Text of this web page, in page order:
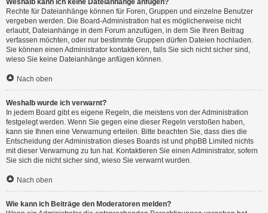
Weshalb kann ich keine Dateianhänge anfügen?
Rechte für Dateianhänge können für Foren, Gruppen und einzelne Benutzer
vergeben werden. Die Board-Administration hat es möglicherweise nicht
erlaubt, Dateianhänge in dem Forum anzufügen, in dem Sie Ihren Beitrag
verfassen möchten, oder nur bestimmte Gruppen dürfen Dateien hochladen.
Sie können einen Administrator kontaktieren, falls Sie sich nicht sicher sind,
wieso Sie keine Dateianhänge anfügen können.
Nach oben
Weshalb wurde ich verwarnt?
In jedem Board gibt es eigene Regeln, die meistens von der Administration
festgelegt werden. Wenn Sie gegen eine dieser Regeln verstoßen haben,
kann sie Ihnen eine Verwarnung erteilen. Bitte beachten Sie, dass dies die
Entscheidung der Administration dieses Boards ist und phpBB Limited nichts
mit dieser Verwarnung zu tun hat. Kontaktieren Sie einen Administrator, sofern
Sie sich die nicht sicher sind, wieso Sie verwarnt wurden.
Nach oben
Wie kann ich Beiträge den Moderatoren melden?